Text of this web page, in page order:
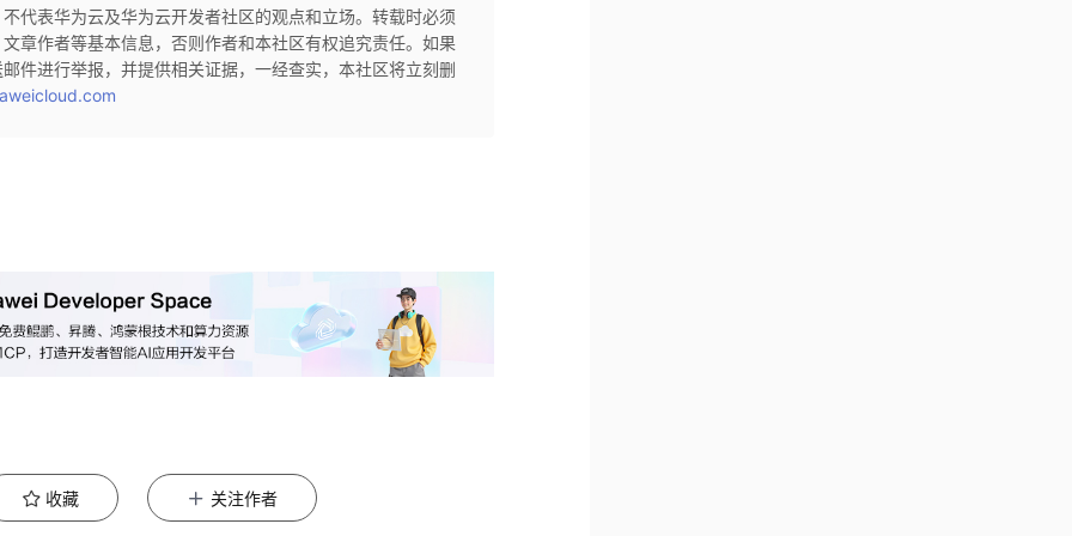
代表华为云及华为云开发者社区的观点和立场。转载时必须
章作者等基本信息，否则作者和本社区有权追究责任。如果
件进行举报，并提供相关证据，一经查实，本社区将立刻删
收藏 关注作者